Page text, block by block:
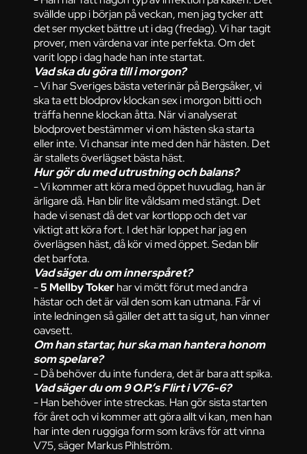
svällde upp i början på veckan, men jag tycker att
det ser mycket bättre ut i dag (fredag). Vi har tagit
prover, men värdena var inte perfekta. Om det
varit lopp i dag hade han inte startat.
Vad ska du göra till i morgon?
- Vi har Sveriges bästa veterinär på Bergsåker, vi
ska ta ett blodprov klockan sex i morgon bitti och
träffa henne klockan åtta. När vi analyserat
blodprovet bestämmer vi om hästen ska starta
eller inte. Vi chansar inte med den här hästen. Det
är stallets överlägset bästa häst.
Hur gör du med utrustning och balans?
- Vi kommer att köra med öppet huvudlag, han är
ärligare då. Han blir lite våldsam med stängt. Det
hade vi senast då det var kortlopp och det var
viktigt att köra fort. I det här loppet har jag en
överlägsen häst, då kör vi med öppet. Sedan blir
det barfota.
Vad säger du om innerspåret?
-5 Mellby Tokerhar vi mött förut med andra
hästar och det är väl den som kan utmana. Får vi
inte ledningen så gäller det att ta sig ut, han vinner
oavsett.
Om han startar, hur ska man hantera honom
som spelare?
- Då behöver du inte fundera, det är bara att spika.
Vad säger du om 9 O.P.’s Flirt i V76-6?
- Han behöver inte streckas. Han gör sista starten
för året och vi kommer att göra allt vi kan, men han
har inte den ruggiga form som krävs för att vinna
V75, säger Markus Pihlström.